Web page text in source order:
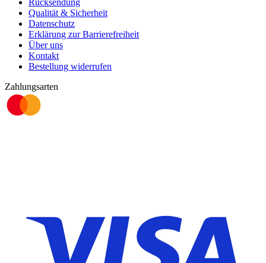
Rücksendung
Qualität & Sicherheit
Datenschutz
Erklärung zur Barrierefreiheit
Über uns
Kontakt
Bestellung widerrufen
Zahlungsarten